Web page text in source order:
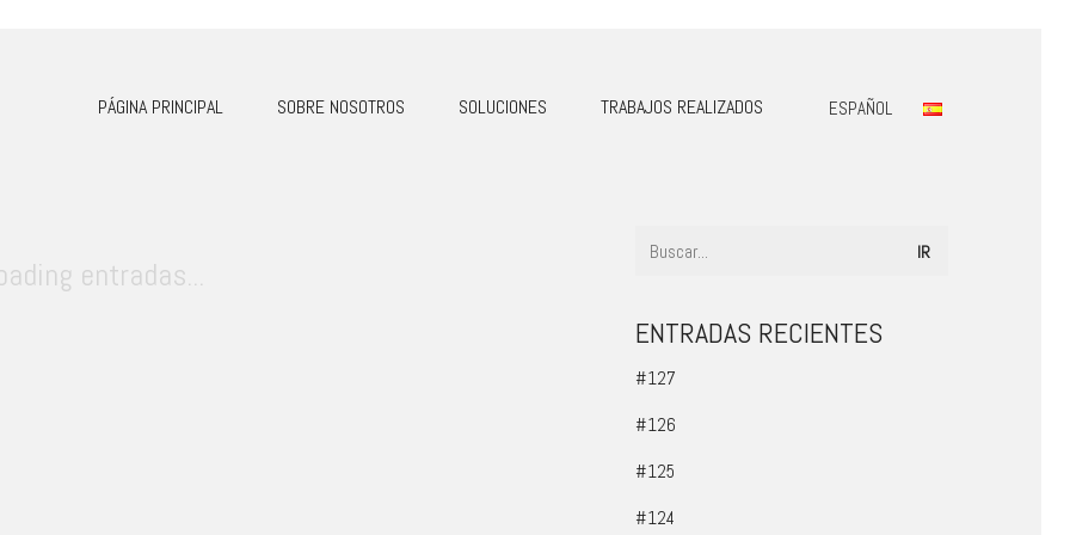
ESPAÑOL
PÁGINA PRINCIPAL SOBRE NOSOTROS SOLUCIONES TRABAJOS REALIZADOS
entradas...
ENTRADAS RECIENTES
#127
#126
#125
#124